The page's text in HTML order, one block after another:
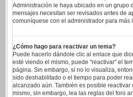
Administración le haya ubicado en un grupo
mensajes necesitan ser revisados antes de
comuníquese con el administrador para más
¿Cómo hago para reactivar un tema?
Puede hacerlo dándole clic al enlace que
esté viendo el mismo, puede "reactivar" el
página. Sin embargo, si no lo visualiza,
sido deshabilitado o el tiempo para poder
alcanzado aún. También es posible reactivar
mismo, sin embargo, lea las reglas del foro